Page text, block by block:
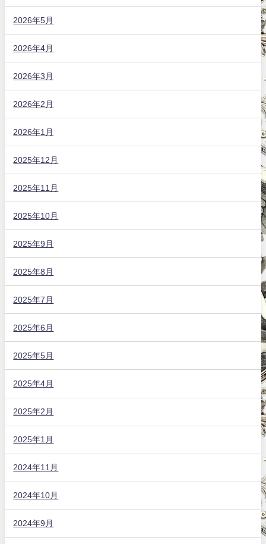
2026年5月
2026年4月
2026年3月
2026年2月
2026年1月
2025年12月
2025年11月
2025年10月
2025年9月
2025年8月
2025年7月
2025年6月
2025年5月
2025年4月
2025年2月
2025年1月
2024年11月
2024年10月
2024年9月